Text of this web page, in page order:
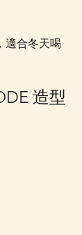
適合冬天喝
造型